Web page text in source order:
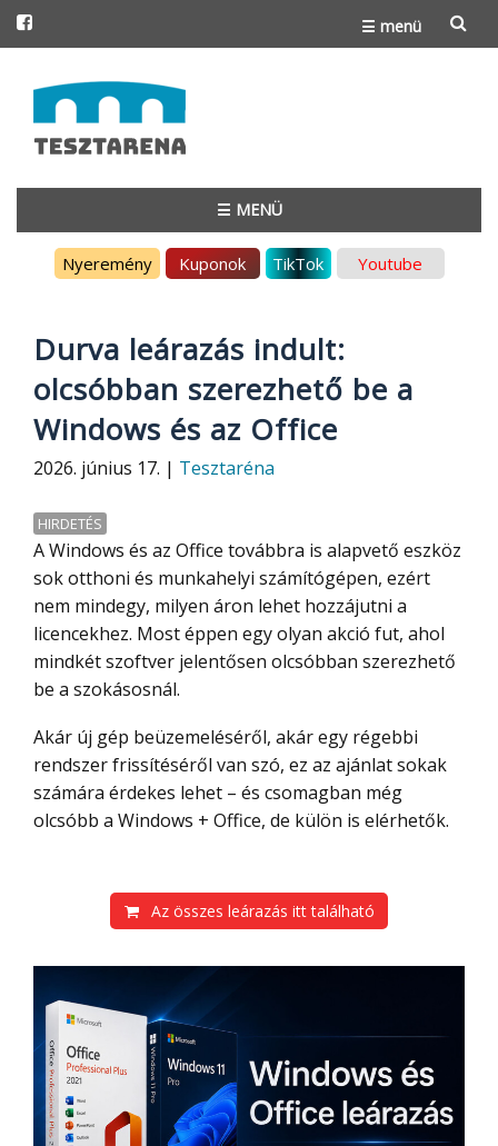
☰ menü
to
content
☰ MENÜ
Nyeremény Kuponok TikTok Youtube
Durva leárazás indult:
olcsóbban szerezhető be a
Windows és az Office
2026. június 17. | Tesztaréna
HIRDETÉS
A Windows és az Office továbbra is alapvető eszköz
sok otthoni és munkahelyi számítógépen, ezért
nem mindegy, milyen áron lehet hozzájutni a
licencekhez. Most éppen egy olyan akció fut, ahol
mindkét szoftver jelentősen olcsóbban szerezhető
be a szokásosnál.
Akár új gép beüzemeléséről, akár egy régebbi
rendszer frissítéséről van szó, ez az ajánlat sokak
számára érdekes lehet – és csomagban még
olcsóbb a Windows + Office, de külön is elérhetők.
Az összes leárazás itt található